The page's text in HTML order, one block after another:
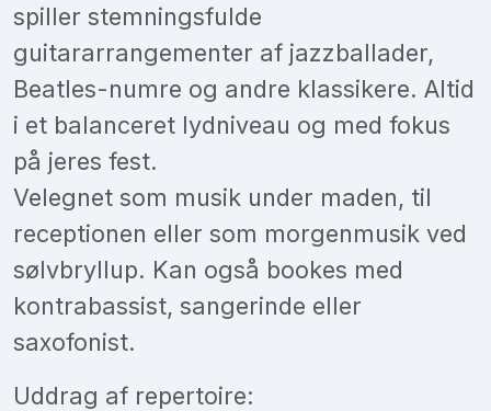
spiller stemningsfulde
guitararrangementer af jazzballader,
Beatles-numre og andre klassikere. Altid
i et balanceret lydniveau og med fokus
på jeres fest.
Velegnet som musik under maden, til
receptionen eller som morgenmusik ved
sølvbryllup. Kan også bookes med
kontrabassist, sangerinde eller
saxofonist.
Uddrag af repertoire: